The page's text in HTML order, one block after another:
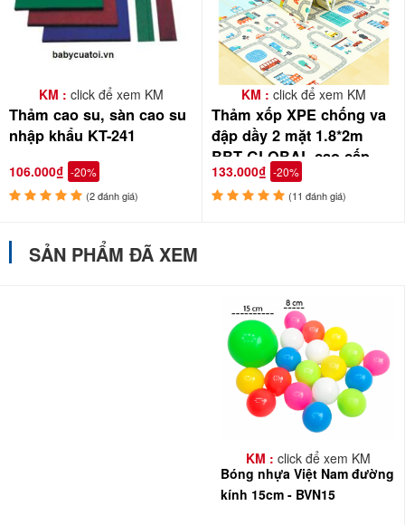
KM : click để xem KM
Thảm cao su, sàn cao su
nhập khẩu KT-241
106.000₫ -20%
(2 đánh giá)
KM : click để xem KM
Thảm xốp XPE chống va
đập dầy 2 mặt 1.8*2m
BBT GLOBAL cao cấp
XPE1820 (giá 200k
khuyến mại còn 120k)
133.000₫ -20%
(11 đánh giá)
SẢN PHẨM ĐÃ XEM
KM : click để xem KM
Bóng nhựa Việt Nam đường
kính 15cm - BVN15